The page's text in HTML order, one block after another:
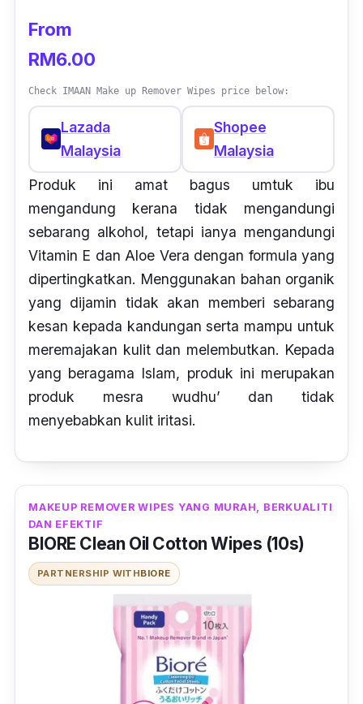
From
RM6.00
Check IMAAN Make up Remover Wipes price below:
Lazada
Malaysia
Shopee
Malaysia
Produk ini amat bagus umtuk ibu
mengandung kerana tidak mengandungi
sebarang alkohol, tetapi ianya mengandungi
Vitamin E dan Aloe Vera dengan formula yang
dipertingkatkan. Menggunakan bahan organik
yang dijamin tidak akan memberi sebarang
kesan kepada kandungan serta mampu untuk
meremajakan kulit dan melembutkan. Kepada
yang beragama Islam, produk ini merupakan
produk mesra wudhu’ dan tidak
menyebabkan kulit iritasi.
MAKEUP REMOVER WIPES YANG MURAH, BERKUALITI
DAN EFEKTIF
BIORE Clean Oil Cotton Wipes (10s)
PARTNERSHIP WITHBIORE